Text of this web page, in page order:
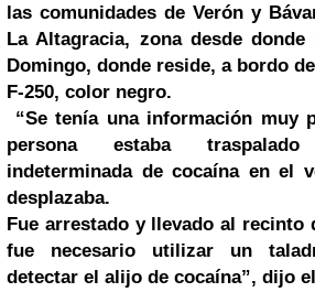
las comunidades de Verón y
La Altagracia, zona desde
Domingo, donde reside, a bordo
F-250, color negro.
“Se tenía una información muy
persona estaba
indeterminada de cocaína en el
desplazaba.
Fue arrestado y llevado al recinto
fue necesario utilizar un
detectar el alijo de cocaína”, dijo